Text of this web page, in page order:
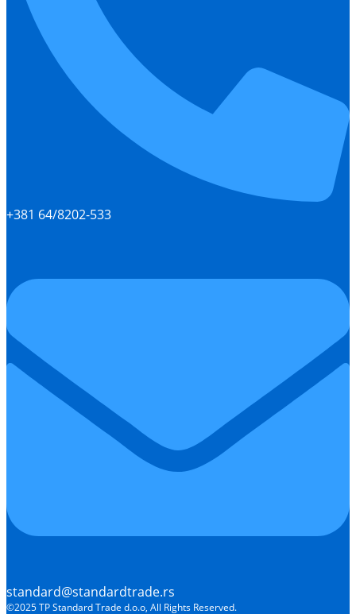
+381 64/8202-533
standard@standardtrade.rs
©2025 TP Standard Trade d.o.o, All Rights Reserved.